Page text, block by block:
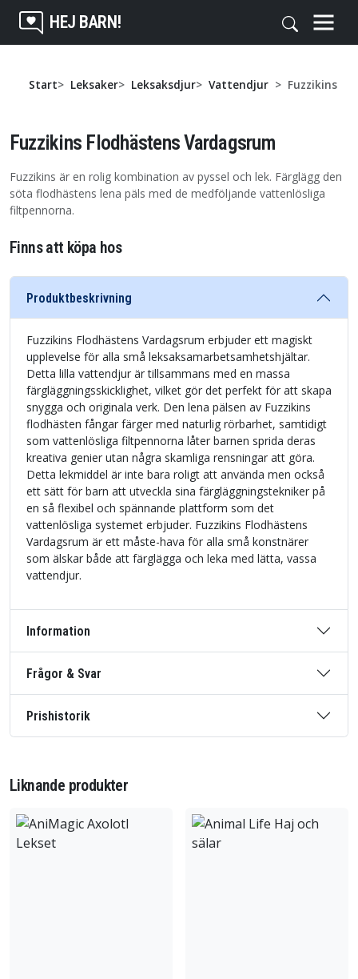
HEJ BARN!
Start Leksaker Leksaksdjur Vattendjur Fuzzikins
Fuzzikins Flodhästens Vardagsrum
Fuzzikins är en rolig kombination av pyssel och lek. Färglägg den
söta flodhästens lena päls med de medföljande vattenlösliga
filtpennorna.
Finns att köpa hos
Produktbeskrivning
Fuzzikins Flodhästens Vardagsrum erbjuder ett magiskt
upplevelse för alla små leksaksamarbetsamhetshjältar.
Detta lilla vattendjur är tillsammans med en massa
färgläggningsskicklighet, vilket gör det perfekt för att skapa
snygga och originala verk. Den lena pälsen av Fuzzikins
flodhästen fångar färger med naturlig rörbarhet, samtidigt
som vattenlösliga filtpennorna låter barnen sprida deras
kreativa genier utan några skamliga rensningar att göra.
Detta lekmiddel är inte bara roligt att använda men också
ett sätt för barn att utveckla sina färgläggningstekniker på
en så flexibel och spännande plattform som det
vattenlösliga systemet erbjuder. Fuzzikins Flodhästens
Vardagsrum är ett måste-hava för alla små konstnärer
som älskar både att färglägga och leka med lätta, vassa
vattendjur.
Information
Frågor & Svar
Prishistorik
Liknande produkter